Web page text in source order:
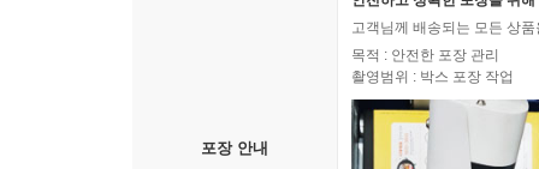
포장 안내
고객님께 배송되는 모든 상
목적 : 안전한 포장 관리
촬영범위 : 박스 포장 작업